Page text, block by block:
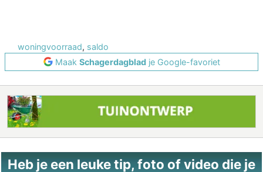
woningvoorraad, saldo
Maak Schagerdagbladje Google-favoriet
Heb je een leuke tip, foto of video die je